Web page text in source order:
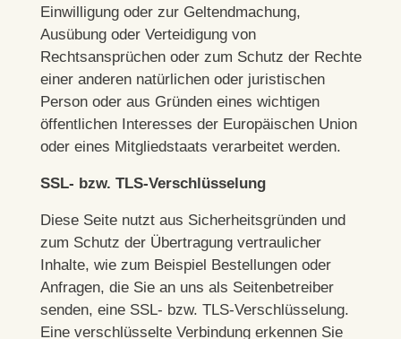
Einwilligung oder zur Geltendmachung,
Ausübung oder Verteidigung von
Rechtsansprüchen oder zum Schutz der Rechte
einer anderen natürlichen oder juristischen
Person oder aus Gründen eines wichtigen
öffentlichen Interesses der Europäischen Union
oder eines Mitgliedstaats verarbeitet werden.
SSL- bzw. TLS-Verschlüsselung
Diese Seite nutzt aus Sicherheitsgründen und
zum Schutz der Übertragung vertraulicher
Inhalte, wie zum Beispiel Bestellungen oder
Anfragen, die Sie an uns als Seitenbetreiber
senden, eine SSL- bzw. TLS-Verschlüsselung.
Eine verschlüsselte Verbindung erkennen Sie